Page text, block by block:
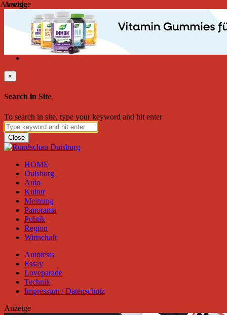
Donnerstag, August 06, 2026
Friend on Facebook Follow on Twitter
Search
×
Search in Site
To search in site, type your keyword and hit enter
Close
HOME
Duisburg
Auto
Kultur
Meinung
Panorama
Politik
Region
Wirtschaft
Autotests
Essay
Loveparade
Technik
Impressum / Datenschutz
Anzeige
Anzeige
Anzeige